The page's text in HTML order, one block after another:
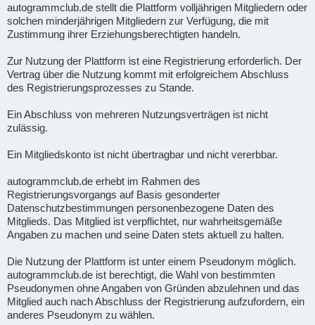
autogrammclub.de stellt die Plattform volljährigen Mitgliedern oder
solchen minderjährigen Mitgliedern zur Verfügung, die mit
Zustimmung ihrer Erziehungsberechtigten handeln.
Zur Nutzung der Plattform ist eine Registrierung erforderlich. Der
Vertrag über die Nutzung kommt mit erfolgreichem Abschluss
des Registrierungsprozesses zu Stande.
Ein Abschluss von mehreren Nutzungsverträgen ist nicht
zulässig.
Ein Mitgliedskonto ist nicht übertragbar und nicht vererbbar.
autogrammclub.de erhebt im Rahmen des
Registrierungsvorgangs auf Basis gesonderter
Datenschutzbestimmungen personenbezogene Daten des
Mitglieds. Das Mitglied ist verpflichtet, nur wahrheitsgemäße
Angaben zu machen und seine Daten stets aktuell zu halten.
Die Nutzung der Plattform ist unter einem Pseudonym möglich.
autogrammclub.de ist berechtigt, die Wahl von bestimmten
Pseudonymen ohne Angaben von Gründen abzulehnen und das
Mitglied auch nach Abschluss der Registrierung aufzufordern, ein
anderes Pseudonym zu wählen.